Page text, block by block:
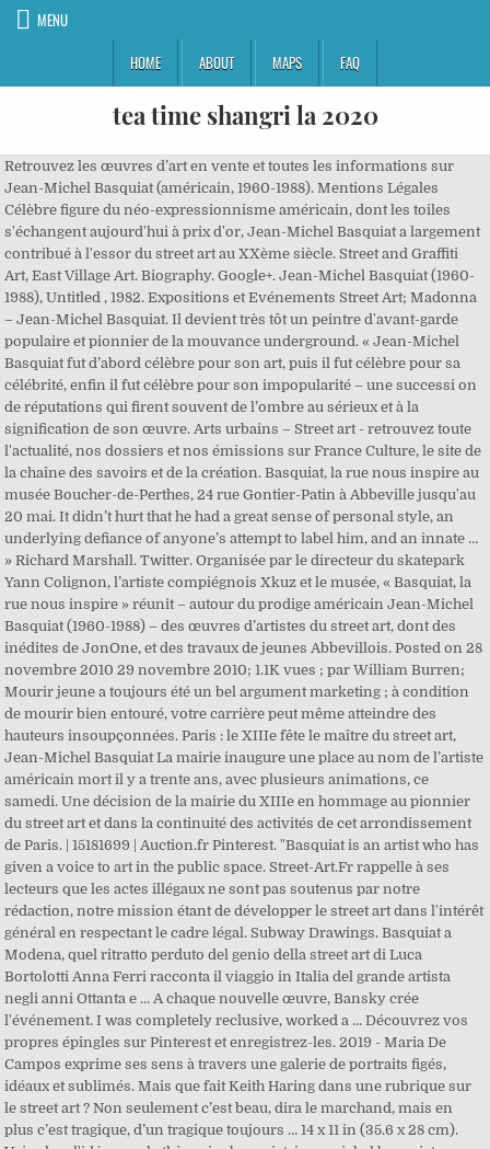
MENU
HOME
ABOUT MAPS FAQ
tea time shangri la 2020
Retrouvez les œuvres d’art en vente et toutes les informations sur
Jean-Michel Basquiat (américain, 1960-1988). Mentions Légales
Célèbre figure du néo-expressionnisme américain, dont les toiles
s'échangent aujourd'hui à prix d'or, Jean-Michel Basquiat a largement
contribué à l'essor du street art au XXème siècle. Street and Graffiti
Art, East Village Art. Biography. Google+. Jean-Michel Basquiat (1960-
1988), Untitled , 1982. Expositions et Evénements Street Art; Madonna
– Jean-Michel Basquiat. Il devient très tôt un peintre d'avant-garde
populaire et pionnier de la mouvance underground. « Jean-Michel
Basquiat fut d’abord célèbre pour son art, puis il fut célèbre pour sa
célébrité, enfin il fut célèbre pour son impopularité – une successi on
de réputations qui firent souvent de l’ombre au sérieux et à la
signification de son œuvre. Arts urbains – Street art - retrouvez toute
l'actualité, nos dossiers et nos émissions sur France Culture, le site de
la chaîne des savoirs et de la création. Basquiat, la rue nous inspire au
musée Boucher-de-Perthes, 24 rue Gontier-Patin à Abbeville jusqu'au
20 mai. It didn’t hurt that he had a great sense of personal style, an
underlying defiance of anyone’s attempt to label him, and an innate …
» Richard Marshall. Twitter. Organisée par le directeur du skatepark
Yann Colignon, l’artiste compiégnois Xkuz et le musée, « Basquiat, la
rue nous inspire » réunit – autour du prodige américain Jean-Michel
Basquiat (1960-1988) – des œuvres d’artistes du street art, dont des
inédites de JonOne, et des travaux de jeunes Abbevillois. Posted on 28
novembre 2010 29 novembre 2010; 1.1K vues ; par William Burren;
Mourir jeune a toujours été un bel argument marketing ; à condition
de mourir bien entouré, votre carrière peut même atteindre des
hauteurs insoupçonnées. Paris : le XIIIe fête le maître du street art,
Jean-Michel Basquiat La mairie inaugure une place au nom de l’artiste
américain mort il y a trente ans, avec plusieurs animations, ce
samedi. Une décision de la mairie du XIIIe en hommage au pionnier
du street art et dans la continuité des activités de cet arrondissement
de Paris. | 15181699 | Auction.fr Pinterest. "Basquiat is an artist who has
given a voice to art in the public space. Street-Art.Fr rappelle à ses
lecteurs que les actes illégaux ne sont pas soutenus par notre
rédaction, notre mission étant de développer le street art dans l'intérêt
général en respectant le cadre légal. Subway Drawings. Basquiat a
Modena, quel ritratto perduto del genio della street art di Luca
Bortolotti Anna Ferri racconta il viaggio in Italia del grande artista
negli anni Ottanta e … A chaque nouvelle œuvre, Bansky crée
l'événement. I was completely reclusive, worked a … Découvrez vos
propres épingles sur Pinterest et enregistrez-les. 2019 - Maria De
Campos exprime ses sens à travers une galerie de portraits figés,
idéaux et sublimés. Mais que fait Keith Haring dans une rubrique sur
le street art ? Non seulement c’est beau, dira le marchand, mais en
plus c’est tragique, d’un tragique toujours … 14 x 11 in (35.6 x 28 cm).